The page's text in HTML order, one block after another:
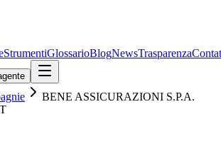
StrumentiGlossarioBlogNewsTrasparenza
BENE ASSICURAZIONI S.P.A.